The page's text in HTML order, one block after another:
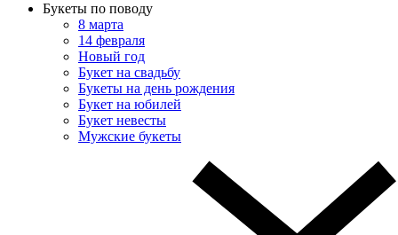
Букеты по поводу
8 марта
14 февраля
Новый год
Букет на свадьбу
Букеты на день рождения
Букет на юбилей
Букет невесты
Мужские букеты